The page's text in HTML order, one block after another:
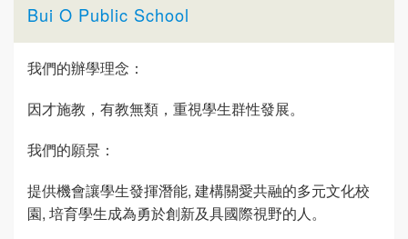
Bui O Public School
我們的辦學理念：
因才施教，有教無類，重視學生群性發展。
我們的願景：
提供機會讓學生發揮潛能, 建構關愛共融的多元文化校
園, 培育學生成為勇於創新及具國際視野的人。